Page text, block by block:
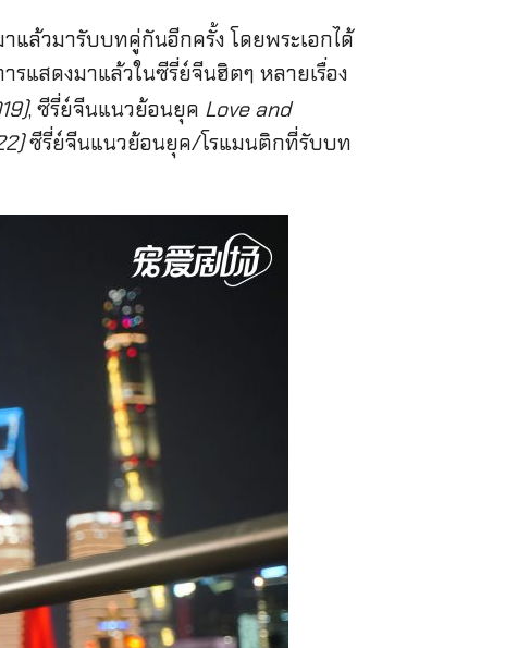
แล้วมารับบทคู่กันอีกครั้ง โดยพระเอกได้
แสดงมาแล้วในซีรี่ย์จีนฮิตๆ หลายเรื่อง
, ซีรี่ย์จีนแนวย้อนยุค Love and
ซีรี่ย์จีนแนวย้อนยุค/โรแมนติกที่รับบท